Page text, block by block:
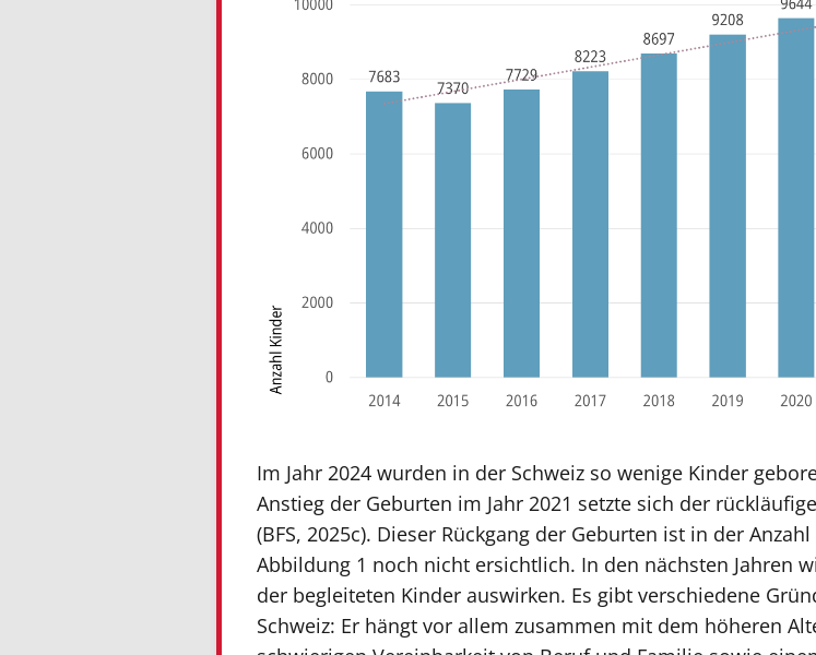
Im Jahr 2024 wurden in der Schweiz so wenige Kinder
Anstieg der Geburten im Jahr 2021 setzte sich der
(BFS, 2025c). Dieser Rückgang der Geburten ist in der
Abbildung 1 noch nicht ersichtlich. In den nächsten Jahren
der begleiteten Kinder auswirken. Es gibt verschiedene
Schweiz: Er hängt vor allem zusammen mit dem höheren